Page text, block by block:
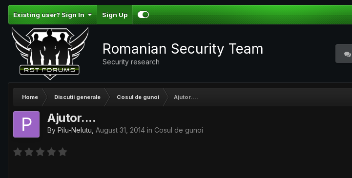
Existing user? Sign In Sign Up
Romanian Security Team
Security research
Home Discutii generale Cosul de gunoi Ajutor....
Ajutor....
By Pilu-Nelutu August 31, 2014 in Cosul de gunoi